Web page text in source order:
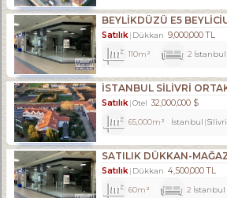
Satılık Dükkan 9,000,000 TL
110m² 2 İstanbul
Satılık Otel 32,000,000 $
65,000m² İstanbul Silivri
Satılık Dükkan 4,500,000 TL
60m² 2 İstanbul